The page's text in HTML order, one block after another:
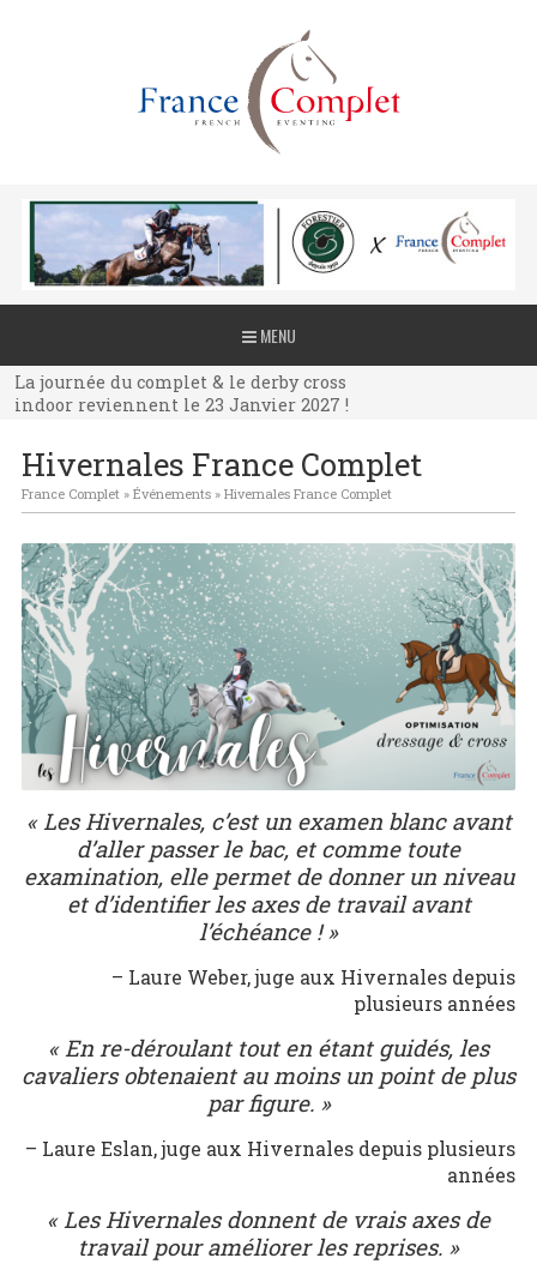
MENU
La journée du complet & le derby cross
indoor reviennent le 23 Janvier 2027 !
La journée du complet & le derby cross
indoor reviennent le 23 Janvier 2027 !
indoor reviennent le 23 Janvier 2027 !
Hivernales France Complet
France Complet» Événements» Hivernales France Complet
« Les Hivernales, c’est un examen blanc avant
d’aller passer le bac, et comme toute
examination, elle permet de donner un niveau
et d’identifier les axes de travail avant
l’échéance ! »
– Laure Weber, juge aux Hivernales depuis
plusieurs années
« En re-déroulant tout en étant guidés, les
cavaliers obtenaient au moins un point de plus
par figure. »
– Laure Eslan, juge aux Hivernales depuis plusieurs
années
« Les Hivernales donnent de vrais axes de
travail pour améliorer les reprises. »